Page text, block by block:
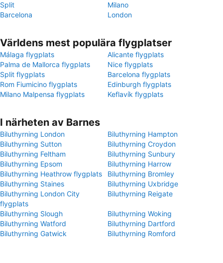
Split
Milano
Barcelona
London
Världens mest populära flygplatser
Málaga flygplats
Alicante flygplats
Palma de Mallorca flygplats
Nice flygplats
Split flygplats
Barcelona flygplats
Rom Fiumicino flygplats
Edinburgh flygplats
Milano Malpensa flygplats
Keflavík flygplats
I närheten av Barnes
Biluthyrning London
Biluthyrning Hampton
Biluthyrning Sutton
Biluthyrning Croydon
Biluthyrning Feltham
Biluthyrning Sunbury
Biluthyrning Epsom
Biluthyrning Harrow
Biluthyrning Heathrow flygplats
Biluthyrning Bromley
Biluthyrning Staines
Biluthyrning Uxbridge
Biluthyrning London City
flygplats
Biluthyrning Reigate
Biluthyrning Slough
Biluthyrning Woking
Biluthyrning Watford
Biluthyrning Dartford
Biluthyrning Gatwick
Biluthyrning Romford